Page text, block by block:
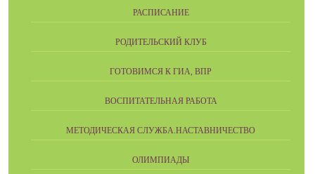
РАСПИСАНИЕ
РОДИТЕЛЬСКИЙ КЛУБ
ГОТОВИМСЯ К ГИА, ВПР
ВОСПИТАТЕЛЬНАЯ РАБОТА
МЕТОДИЧЕСКАЯ СЛУЖБА.НАСТАВНИЧЕСТВО
ОЛИМПИАДЫ